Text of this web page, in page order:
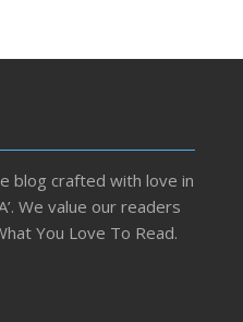
blog crafted with love in
We value our readers
You Love To Read.